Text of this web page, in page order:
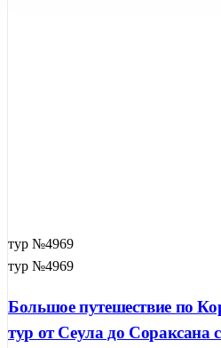
тур №4969
тур №4969
Большое путешествие по
тур от Сеула до